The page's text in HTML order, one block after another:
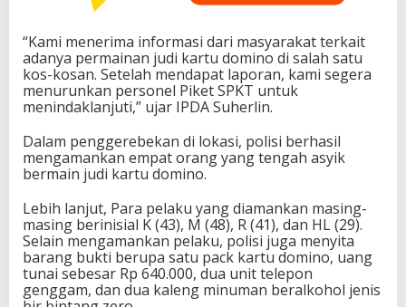
“Kami menerima informasi dari masyarakat terkait
adanya permainan judi kartu domino di salah satu
kos-kosan. Setelah mendapat laporan, kami segera
menurunkan personel Piket SPKT untuk
menindaklanjuti,” ujar IPDA Suherlin.
Dalam penggerebekan di lokasi, polisi berhasil
mengamankan empat orang yang tengah asyik
bermain judi kartu domino.
Lebih lanjut, Para pelaku yang diamankan masing-
masing berinisial K (43), M (48), R (41), dan HL (29).
Selain mengamankan pelaku, polisi juga menyita
barang bukti berupa satu pack kartu domino, uang
tunai sebesar Rp 640.000, dua unit telepon
genggam, dan dua kaleng minuman beralkohol jenis